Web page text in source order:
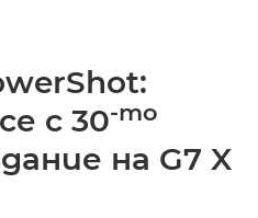
с 30-то
на G7 X